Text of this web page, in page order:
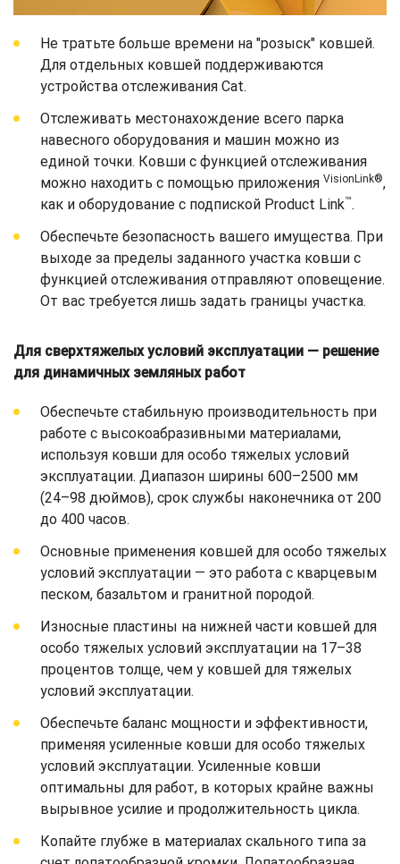
Не тратьте больше времени на "розыск" ковшей.
Для отдельных ковшей поддерживаются
устройства отслеживания Cat.
Отслеживать местонахождение всего парка
навесного оборудования и машин можно из
единой точки. Ковши с функцией отслеживания
можно находить с помощью приложения VisionLink®,
как и оборудование с подпиской Product Link™.
Обеспечьте безопасность вашего имущества. При
выходе за пределы заданного участка ковши с
функцией отслеживания отправляют оповещение.
От вас требуется лишь задать границы участка.
Для сверхтяжелых условий эксплуатации — решение
для динамичных земляных работ
Обеспечьте стабильную производительность при
работе с высокоабразивными материалами,
используя ковши для особо тяжелых условий
эксплуатации. Диапазон ширины 600–2500 мм
(24–98 дюймов), срок службы наконечника от 200
до 400 часов.
Основные применения ковшей для особо тяжелых
условий эксплуатации — это работа с кварцевым
песком, базальтом и гранитной породой.
Износные пластины на нижней части ковшей для
особо тяжелых условий эксплуатации на 17–38
процентов толще, чем у ковшей для тяжелых
условий эксплуатации.
Обеспечьте баланс мощности и эффективности,
применяя усиленные ковши для особо тяжелых
условий эксплуатации. Усиленные ковши
оптимальны для работ, в которых крайне важны
вырывное усилие и продолжительность цикла.
Копайте глубже в материалах скального типа за